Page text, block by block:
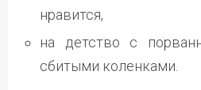
нравится,
на детство с
сбитыми коленками.